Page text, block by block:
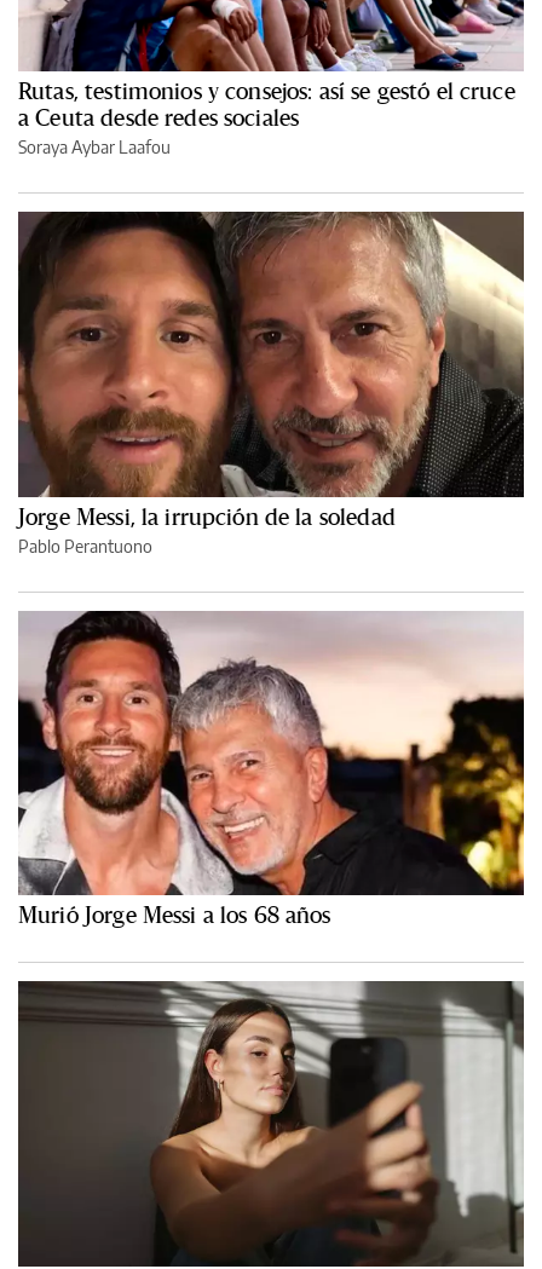
Rutas, testimonios y consejos: así se gestó el cruce
a Ceuta desde redes sociales
Soraya Aybar Laafou
Jorge Messi, la irrupción de la soledad
Pablo Perantuono
Murió Jorge Messi a los 68 años